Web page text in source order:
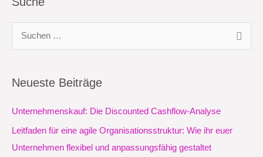
h
e
Neueste Beiträge
Unternehmenskauf: Die Discounted Cashflow-Analyse
Leitfaden für eine agile Organisationsstruktur: Wie ihr euer
Unternehmen flexibel und anpassungsfähig gestaltet